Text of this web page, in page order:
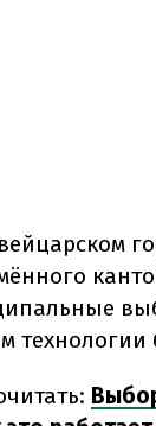
технологии